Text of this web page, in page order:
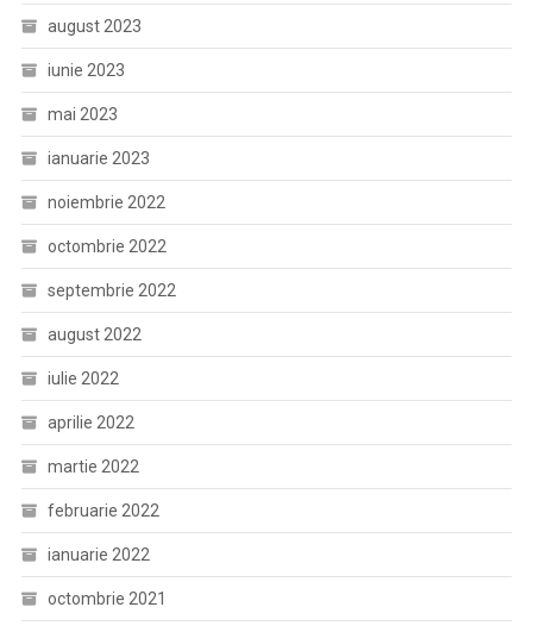
august 2023
iunie 2023
mai 2023
ianuarie 2023
noiembrie 2022
octombrie 2022
septembrie 2022
august 2022
iulie 2022
aprilie 2022
martie 2022
februarie 2022
ianuarie 2022
octombrie 2021